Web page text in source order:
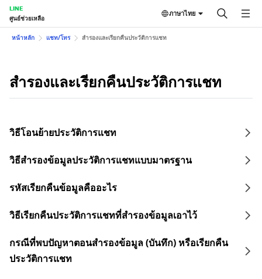
LINE
ศูนย์ช่วยเหลือ
ภาษาไทย
หน้าหลัก แชท/โทร สำรองและเรียกคืนประวัติการแชท
สำรองและเรียกคืนประวัติการแชท
วิธีโอนย้ายประวัติการแชท
วิธีสำรองข้อมูลประวัติการแชทแบบมาตรฐาน
รหัสเรียกคืนข้อมูลคืออะไร
วิธีเรียกคืนประวัติการแชทที่สำรองข้อมูลเอาไว้
กรณีที่พบปัญหาตอนสำรองข้อมูล (บันทึก) หรือเรียกคืน
ประวัติการแชท